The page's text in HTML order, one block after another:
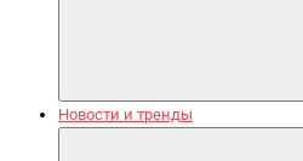
Новости и тренды